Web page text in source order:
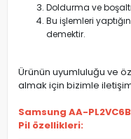
Doldurma ve
Bu işlemleri
demektir.
Ürünün uyumluluğu ve
almak için bizimle
Samsung AA-
Pil özellikleri: